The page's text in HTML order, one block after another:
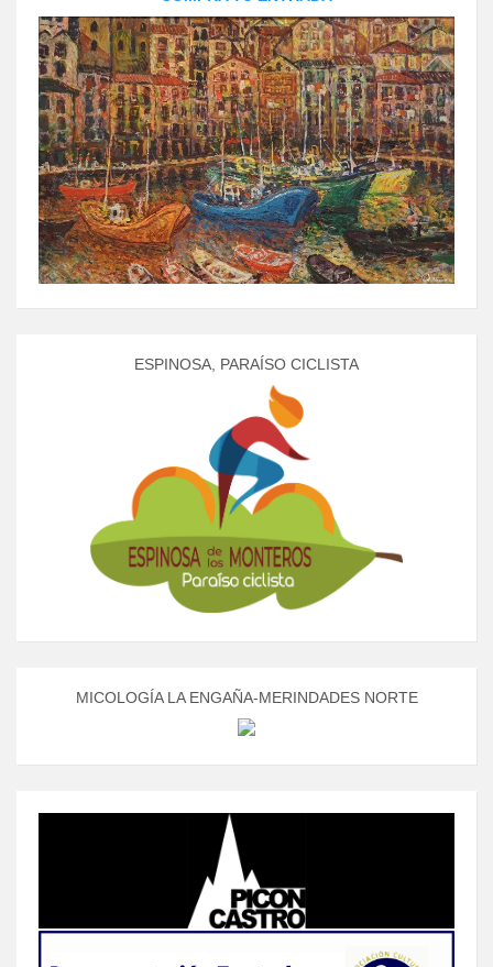
ESPINOSA, PARAÍSO CICLISTA
MICOLOGÍA LA ENGAÑA-MERINDADES NORTE